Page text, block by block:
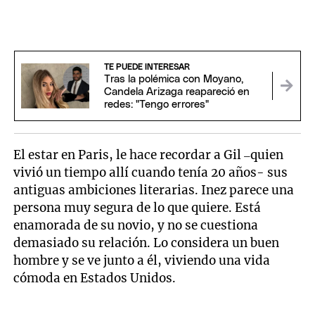
TE PUEDE INTERESAR
Tras la polémica con Moyano,
Candela Arizaga reapareció en
redes: "Tengo errores"
El estar en Paris, le hace recordar a Gil –quien
vivió un tiempo allí cuando tenía 20 años- sus
antiguas ambiciones literarias. Inez parece una
persona muy segura de lo que quiere. Está
enamorada de su novio, y no se cuestiona
demasiado su relación. Lo considera un buen
hombre y se ve junto a él, viviendo una vida
cómoda en Estados Unidos.